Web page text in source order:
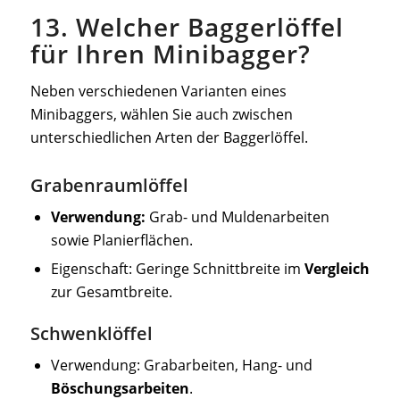
13. Welcher Baggerlöffel
für Ihren Minibagger?
Neben verschiedenen Varianten eines
Minibaggers, wählen Sie auch zwischen
unterschiedlichen Arten der Baggerlöffel.
Grabenraumlöffel
Verwendung: Grab- und Muldenarbeiten
sowie Planierflächen.
Eigenschaft: Geringe Schnittbreite im Vergleich
zur Gesamtbreite.
Schwenklöffel
Verwendung: Grabarbeiten, Hang- und
Böschungsarbeiten.